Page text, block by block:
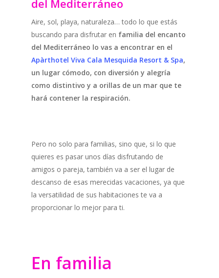
del Mediterráneo
Aire, sol, playa, naturaleza… todo lo que estás
buscando para disfrutar en familia del encanto
del Mediterráneo lo vas a encontrar en el
Apàrthotel Viva Cala Mesquida Resort & Spa,
un lugar cómodo, con diversión y alegría
como distintivo y a orillas de un mar que te
hará contener la respiración.
Pero no solo para familias, sino que, si lo que
quieres es pasar unos días disfrutando de
amigos o pareja, también va a ser el lugar de
descanso de esas merecidas vacaciones, ya que
la versatilidad de sus habitaciones te va a
proporcionar lo mejor para ti.
En familia